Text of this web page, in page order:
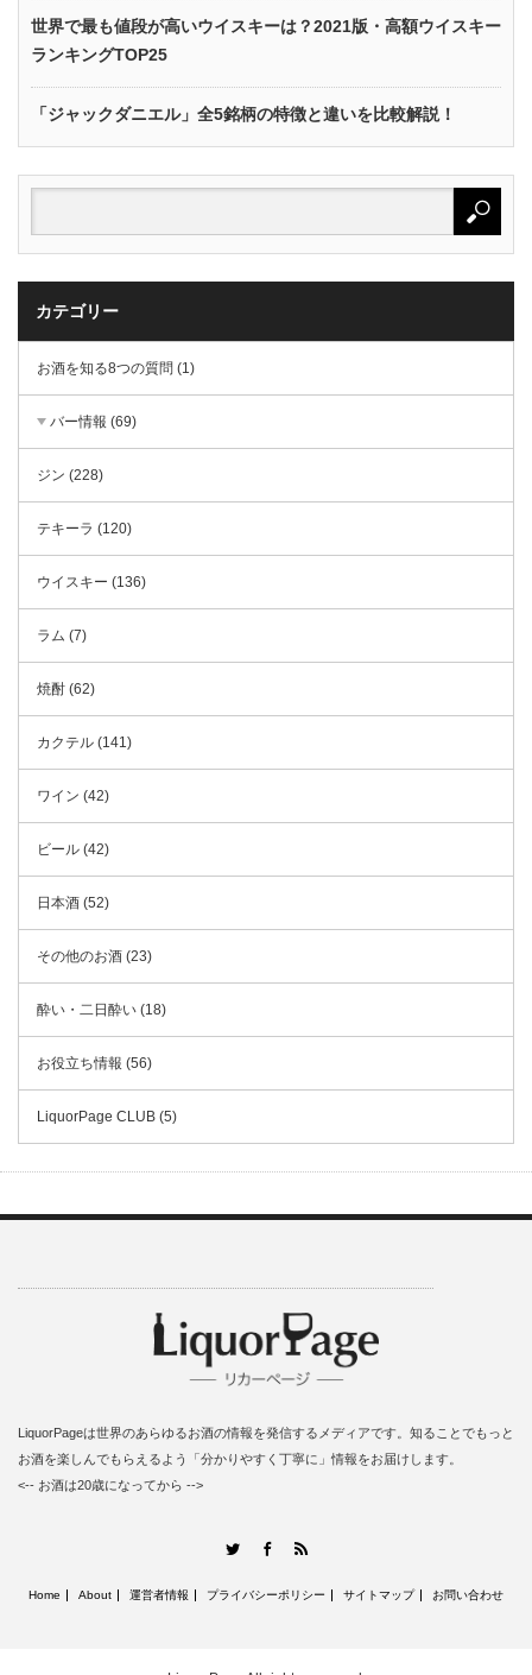
世界で最も値段が高いウイスキーは？2021版・高額ウイスキー
ランキングTOP25
「ジャックダニエル」全5銘柄の特徴と違いを比較解説！
カテゴリー
お酒を知る8つの質問 (1)
バー情報 (69)
ジン (228)
テキーラ (120)
ウイスキー (136)
ラム (7)
焼酎 (62)
カクテル (141)
ワイン (42)
ビール (42)
日本酒 (52)
その他のお酒 (23)
酔い・二日酔い (18)
お役立ち情報 (56)
LiquorPage CLUB (5)
LiquorPageは世界のあらゆるお酒の情報を発信するメディアです。知ることでもっと
お酒を楽しんでもらえるよう「分かりやすく丁寧に」情報をお届けします。
<-- お酒は20歳になってから -->
TwitterFacebook
Home About 運営者情報 プライバシーポリシー サイトマップ お問い合わせ